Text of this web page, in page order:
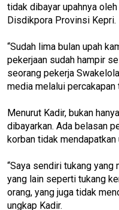
tidak dibayar upahnya
Disdikpora Provinsi Kepri.
“Sudah lima bulan upah
pekerjaan sudah hampir
seorang pekerja
media melalui
Menurut Kadir, bukan
dibayarkan. Ada belasan
korban tidak mendapatkan
“Saya sendiri tukang yang
yang lain seperti tukang
orang, yang juga tidak
ungkap Kadir.